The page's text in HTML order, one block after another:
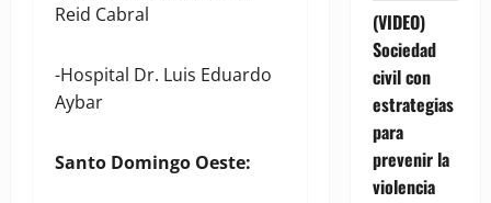
Reid Cabral
-Hospital Dr. Luis Eduardo
Aybar
Santo Domingo Oeste:
(VIDEO)
Sociedad
civil con
estrategias
para
prevenir la
violencia